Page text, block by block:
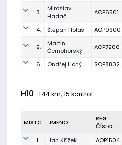
3.
Miroslav
Hadač
AOP6501
4. Štěpán Holas AOP0900
5.
Martin
Černohorský
AOP7500
6. Ondřej Lichý SOP8802
H10 1.44 km, 15 kontrol
MÍSTO JMÉNO
REG.
ČÍSLO
1. Jan Křížek AOP1504